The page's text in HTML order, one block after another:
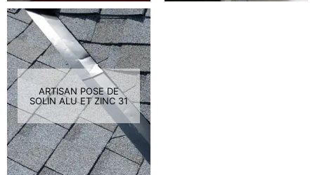
ARTISAN POSE DE
SOLIN ALU ET ZINC 31